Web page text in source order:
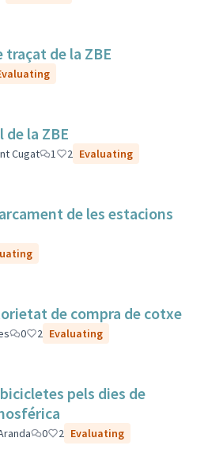
de la ZBE
la ZBE
Cugat 1 2 Evaluating
de les estacions
de compra de cotxe
0 2 Evaluating
pels dies de
0 2 Evaluating